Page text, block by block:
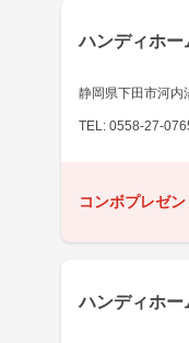
ハンディホー
静岡県下田市河内
TEL: 0558-27-
コンボプレゼ
ハンディホー